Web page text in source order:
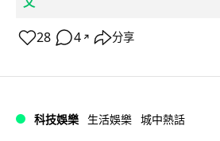
28 4 ↗ 分享
科技娛樂 生活娛樂 城中熱話